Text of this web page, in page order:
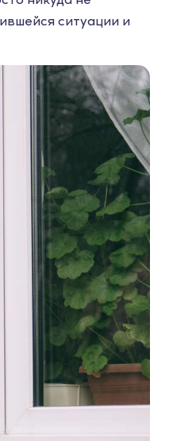
ситуации и